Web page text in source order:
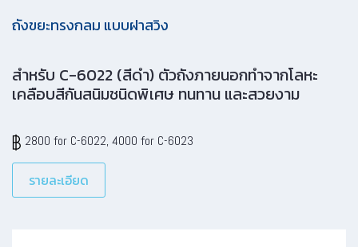
ถังขยะทรงกลม แบบฝาสวิง
สำหรับ C-6022 (สีดำ) ตัวถังภายนอกทำจากโลหะ
เคลือบสีกันสนิมชนิดพิเศษ ทนทาน และสวยงาม
2800 for C-6022, 4000 for C-6023
รายละเอียด